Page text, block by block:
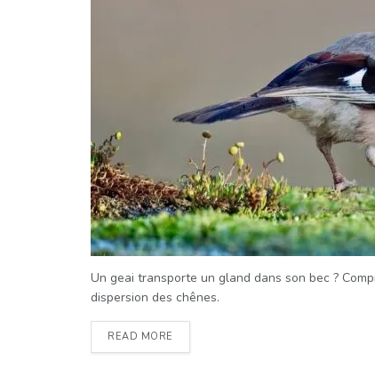
Un geai transporte un gland dans son bec ?
dispersion des chênes.
READ MORE